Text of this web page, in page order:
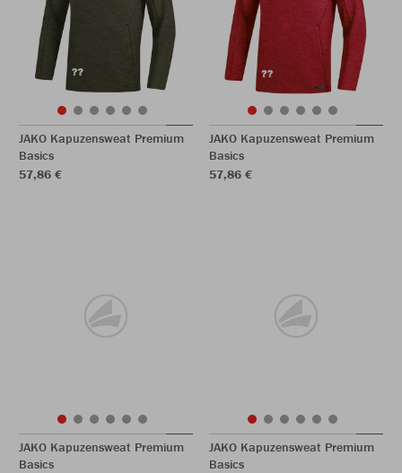
JAKO Kapuzensweat Premium
Basics
57,86 €
JAKO Kapuzensweat Premium
Basics
57,86 €
JAKO Kapuzensweat Premium
Basics
JAKO Kapuzensweat Premium
Basics